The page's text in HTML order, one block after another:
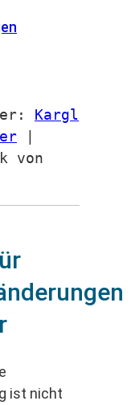
Kargl
|
von
ist nicht